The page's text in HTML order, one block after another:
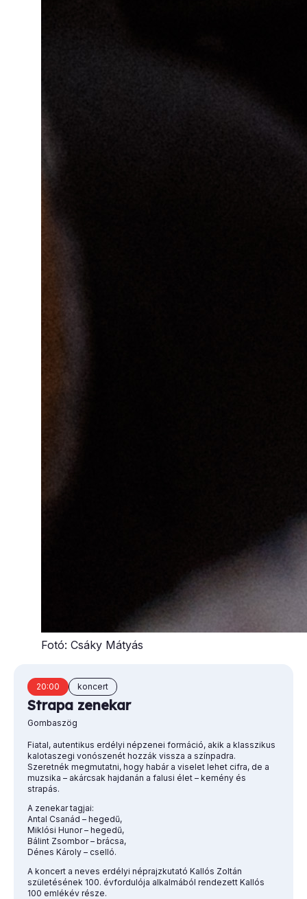
Fotó: Csáky Mátyás
20:00 koncert
Strapa zenekar
Gombaszög
Fiatal, autentikus erdélyi népzenei formáció, akik a klasszikus
kalotaszegi vonószenét hozzák vissza a színpadra.
Szeretnék megmutatni, hogy habár a viselet lehet cifra, de a
muzsika – akárcsak hajdanán a falusi élet – kemény és
strapás.
A zenekar tagjai:
Antal Csanád – hegedű,
Miklósi Hunor – hegedű,
Bálint Zsombor – brácsa,
Dénes Károly – cselló.
A koncert a neves erdélyi néprajzkutató Kallós Zoltán
születésének 100. évfordulója alkalmából rendezett Kallós
100 emlékév része.